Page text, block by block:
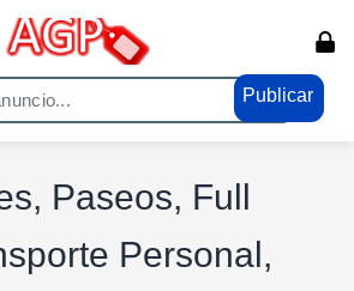
Publicar
Paseos, Full
Personal,